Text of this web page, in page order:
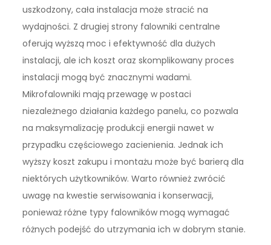
uszkodzony, cała instalacja może stracić na
wydajności. Z drugiej strony falowniki centralne
oferują wyższą moc i efektywność dla dużych
instalacji, ale ich koszt oraz skomplikowany proces
instalacji mogą być znacznymi wadami.
Mikrofalowniki mają przewagę w postaci
niezależnego działania każdego panelu, co pozwala
na maksymalizację produkcji energii nawet w
przypadku częściowego zacienienia. Jednak ich
wyższy koszt zakupu i montażu może być barierą dla
niektórych użytkowników. Warto również zwrócić
uwagę na kwestie serwisowania i konserwacji,
ponieważ różne typy falowników mogą wymagać
różnych podejść do utrzymania ich w dobrym stanie.